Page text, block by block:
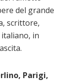
del grande
scrittore,
in
Parigi,